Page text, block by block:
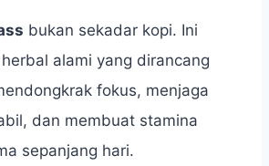
bukan sekadar kopi. Ini
alami yang dirancang
fokus, menjaga
dan membuat stamina
sepanjang hari.